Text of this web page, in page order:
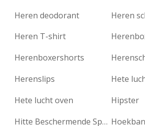
Heren deodorant
Heren
Heren T-shirt
Herenboxershorts
Herenslips
Hete
Hete lucht oven
Hipster
Hitte Beschermende Spray